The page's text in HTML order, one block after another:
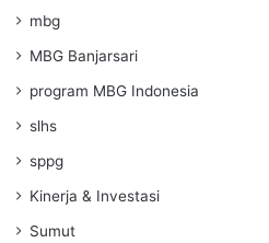
mbg
MBG Banjarsari
program MBG Indonesia
slhs
sppg
Kinerja & Investasi
Sumut